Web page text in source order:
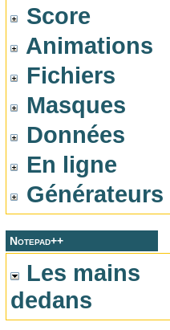
Score
Animations
Fichiers
Masques
Données
En ligne
Générateurs
Notepad++
Les mains
dedans